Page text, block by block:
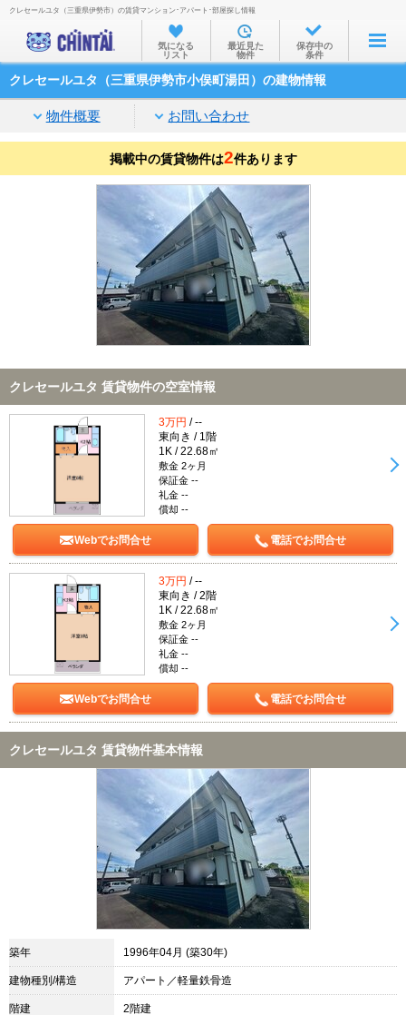
お部屋を探す
沿線・駅から
家賃相場から
通勤通学時間から
物件特集から
不動産会社から
TOP
クレセールユタ（三重県伊勢市）の賃貸マンション･アパート･部屋探し情報
気になる
リスト
最近見た
物件
保存中の
条件
クレセールユタ（三重県伊勢市小俣町湯田）の建物情報
物件概要 お問い合わせ
掲載中の賃貸物件は2件あります
クレセールユタ 賃貸物件の空室情報
3万円 / --
東向き / 1階
1K / 22.68㎡
敷金 2ヶ月
保証金 --
礼金 --
償却 --
Webでお問合せ 電話でお問合せ
3万円 / --
東向き / 2階
1K / 22.68㎡
敷金 2ヶ月
保証金 --
礼金 --
償却 --
Webでお問合せ 電話でお問合せ
クレセールユタ 賃貸物件基本情報
築年 1996年04月 (築30年)
建物種別/構造 アパート／軽量鉄骨造
階建 2階建